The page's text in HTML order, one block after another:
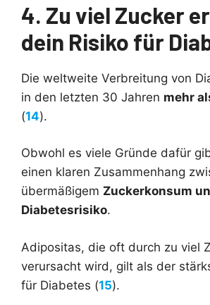
4. Zu viel Zucker
dein Risiko für
Die weltweite Verbreitung von
in den letzten 30 Jahren mehr
(14).
Obwohl es viele Gründe dafür
einen klaren Zusammenhang
übermäßigem Zuckerkonsum
Diabetesrisiko.
Adipositas, die oft durch zu viel
verursacht wird, gilt als der
für Diabetes (15).